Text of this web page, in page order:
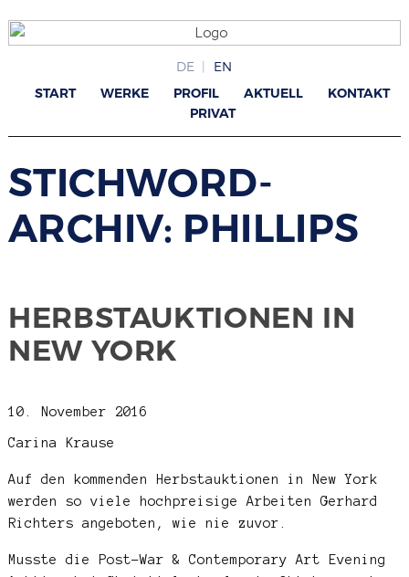
DE EN
START WERKE PROFIL AKTUELL
KONTAKT
PRIVAT
STICHWORD-
ARCHIV: PHILLIPS
HERBSTAUKTIONEN IN
NEW YORK
10. November 2016
Carina Krause
Auf den kommenden Herbstauktionen in New York
werden so viele hochpreisige Arbeiten Gerhard
Richters angeboten, wie nie zuvor.
Musste die Post-War & Contemporary Art Evening